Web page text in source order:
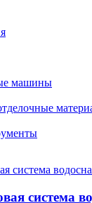
машины
система